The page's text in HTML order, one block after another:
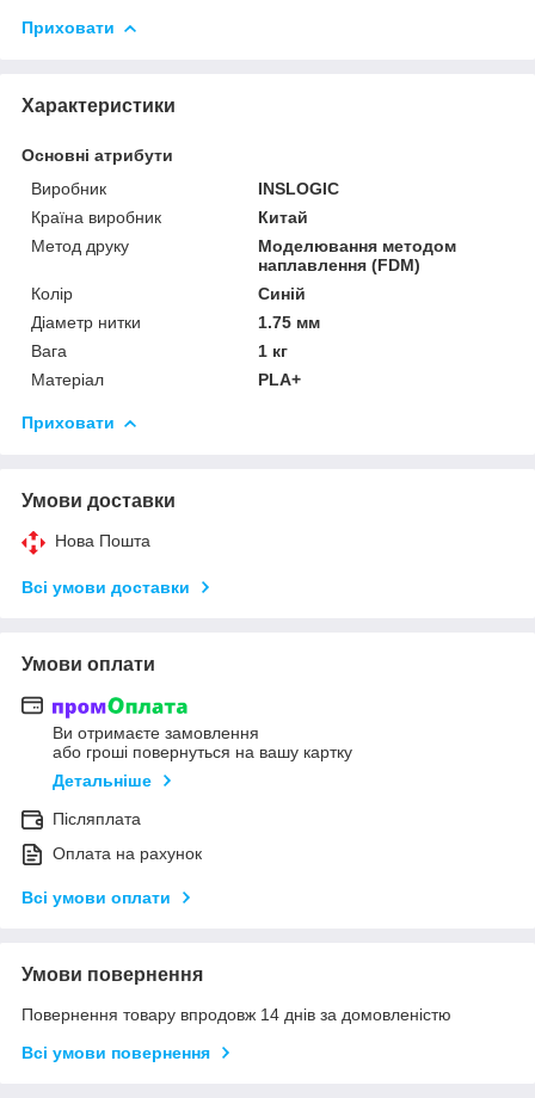
Приховати
Характеристики
Основні атрибути
Виробник
INSLOGIC
Країна виробник
Китай
Метод друку
Моделювання методом
наплавлення (FDM)
Колір
Синій
Діаметр нитки
1.75 мм
Вага
1 кг
Матеріал
PLA+
Приховати
Умови доставки
Нова Пошта
Всі умови доставки
Умови оплати
Ви отримаєте замовлення
або гроші повернуться на вашу картку
Детальніше
Післяплата
Оплата на рахунок
Всі умови оплати
Умови повернення
Повернення товару впродовж 14 днів за домовленістю
Всі умови повернення